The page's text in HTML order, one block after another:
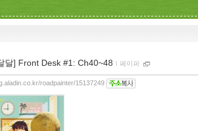
달] Front Desk #1: Ch40~48 ｌ 페이퍼
roadpainter/15137249